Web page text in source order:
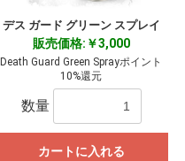
デス ガード グリーン スプレイ
販売価格:￥3,000
Death Guard Green Sprayポイント
10%還元
数量
カートに入れる